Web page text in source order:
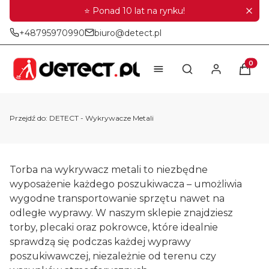
⭐ Ponad 10 lat na rynku!
+48795970990 biuro@detect.pl
Otwórz
Przejdź do: DETECT - Wykrywacze Metali
Torba na wykrywacz metali to niezbędne
wyposażenie każdego poszukiwacza – umożliwia
wygodne transportowanie sprzętu nawet na
odległe wyprawy. W naszym sklepie znajdziesz
torby, plecaki oraz pokrowce, które idealnie
sprawdzą się podczas każdej wyprawy
poszukiwawczej, niezależnie od terenu czy